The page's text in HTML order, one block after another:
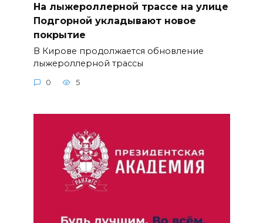
На лыжероллерной трассе на улице
Подгорной укладывают новое
покрытие
В Кирове продолжается обновление
лыжероллерной трассы
0 5